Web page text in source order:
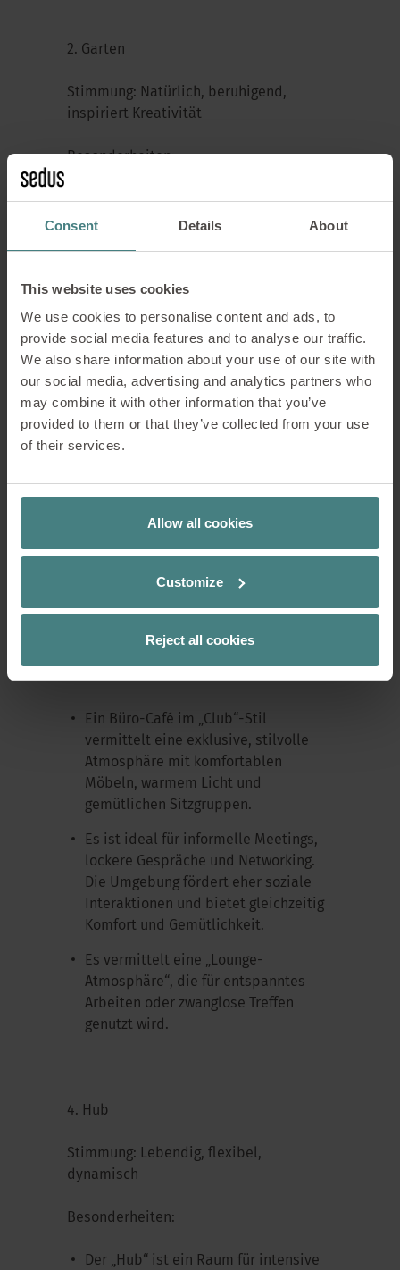
Consent Details About
This website uses cookies
We use cookies to personalise content and ads, to
provide social media features and to analyse our traffic.
We also share information about your use of our site with
our social media, advertising and analytics partners who
may combine it with other information that you’ve
provided to them or that they’ve collected from your use
of their services.
Allow all cookies
Customize
Reject all cookies
2. Garten
Stimmung: Natürlich, beruhigend,
inspiriert Kreativität
Besonderheiten:
Der „Garten“-Archetyp zeichnet sich
durch eine starke Verbindung zur
luftigen Räumen.
Hier wird eine entspannende
Atmosphäre geschaffen, die das
Wohlbefinden fördert und gleichzeitig
inspirierend wirkt.
Dieser Archetyp eignet sich gut für
Pausen, aber auch für kreatives
entspannten Umgebung.
Stimmung: Elegant, gemütlich, soziale
Interaktion fördernd
Besonderheiten:
Ein Büro-Café im „Club“-Stil
vermittelt eine exklusive, stilvolle
Atmosphäre mit komfortablen
Möbeln, warmem Licht und
gemütlichen Sitzgruppen.
Es ist ideal für informelle Meetings,
lockere Gespräche und Networking.
Die Umgebung fördert eher soziale
Interaktionen und bietet gleichzeitig
Komfort und Gemütlichkeit.
Es vermittelt eine „Lounge-
Atmosphäre“, die für entspanntes
Arbeiten oder zwanglose Treffen
genutzt wird.
4. Hub
Stimmung: Lebendig, flexibel,
dynamisch
Besonderheiten:
Der „Hub“ ist ein Raum für intensive